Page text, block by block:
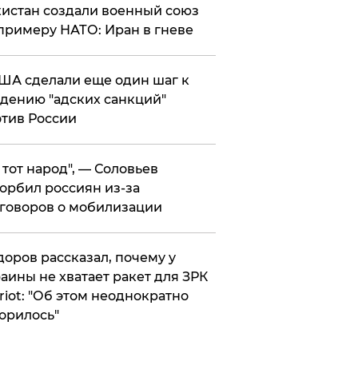
создали военный союз
НАТО: Иран в гневе
сделали еще один шаг к
"адских санкций"
России
народ", — Соловьев
россиян из-за
о мобилизации
рассказал, почему у
не хватает ракет для ЗРК
"Об этом неоднократно